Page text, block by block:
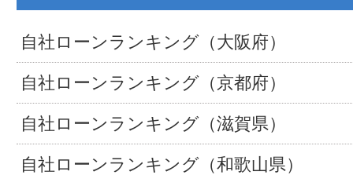
自社ローンランキング（大阪府）
自社ローンランキング（京都府）
自社ローンランキング（滋賀県）
自社ローンランキング（和歌山県）